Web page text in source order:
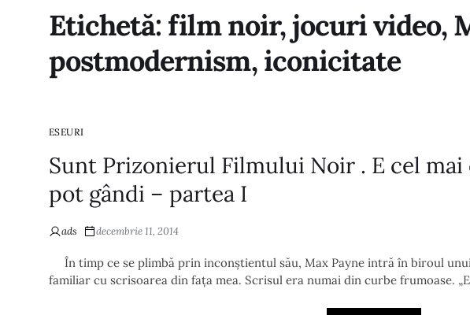
Etichetă: film noir, jocuri video,
postmodernism, iconicitate
ESEURI
Sunt Prizonierul Filmului Noir . E cel
pot gândi – partea I
ads decembrie 11, 2014
În timp ce se plimbă prin inconștientul său, Max Payne intră în biroul
familiar cu scrisoarea din fața mea. Scrisul era numai din curbe frumoase.